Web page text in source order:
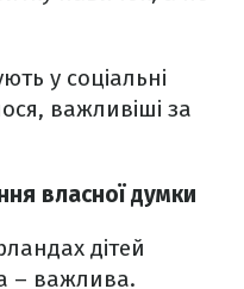
у соціальні
важливіші за
власної думки
дітей
– важлива.